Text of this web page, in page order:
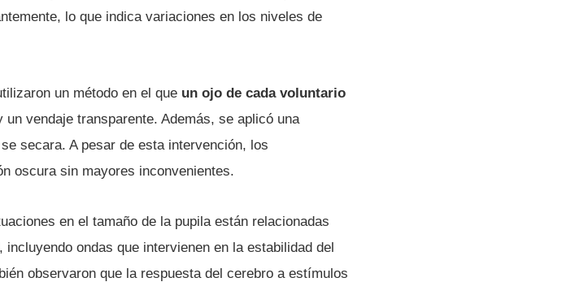
lo que indica variaciones en los niveles de
un método en el que un ojo de cada voluntario
un vendaje transparente. Además, se aplicó una
secara. A pesar de esta intervención, los
oscura sin mayores inconvenientes.
en el tamaño de la pupila están relacionadas
ondas que intervienen en la estabilidad del
observaron que la respuesta del cerebro a estímulos